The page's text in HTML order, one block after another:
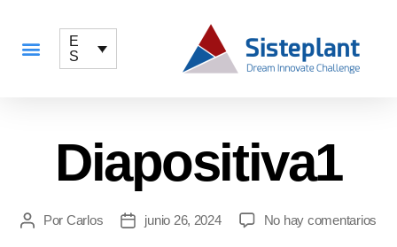
E
S
Diapositiva1
Por Carlos junio 26, 2024 No hay comentarios